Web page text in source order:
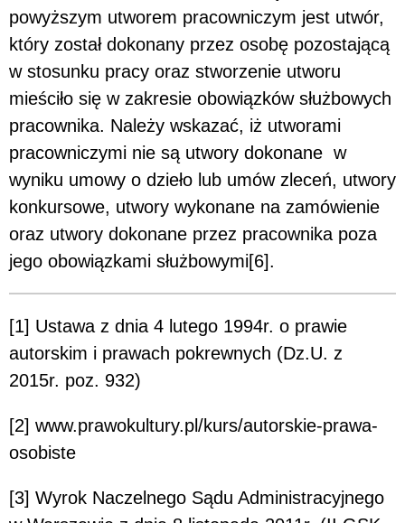
powyższym utworem pracowniczym jest utwór,
który został dokonany przez osobę pozostającą
w stosunku pracy oraz stworzenie utworu
mieściło się w zakresie obowiązków służbowych
pracownika. Należy wskazać, iż utworami
pracowniczymi nie są utwory dokonane w
wyniku umowy o dzieło lub umów zleceń, utwory
konkursowe, utwory wykonane na zamówienie
oraz utwory dokonane przez pracownika poza
jego obowiązkami służbowymi[6].
[1] Ustawa z dnia 4 lutego 1994r. o prawie
autorskim i prawach pokrewnych (Dz.U. z
2015r. poz. 932)
[2] www.prawokultury.pl/kurs/autorskie-prawa-
osobiste
[3] Wyrok Naczelnego Sądu Administracyjnego